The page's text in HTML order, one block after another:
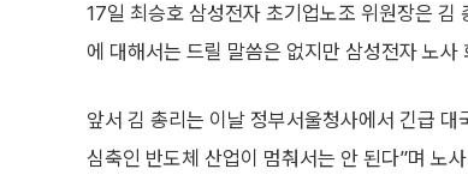
17일 최승호 삼성전자 초기업노조 위원장은 김
에 대해서는 드릴 말씀은 없지만 삼성전자 노
앞서 김 총리는 이날 정부서울청사에서 긴급 대
심축인 반도체 산업이 멈춰서는 안 된다”며 노